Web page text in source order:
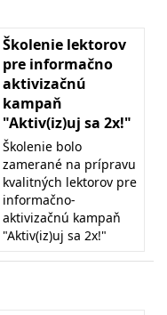
Školenie lektorov
pre informačno
aktivizačnú
kampaň
"Aktiv(iz)uj sa 2x!"
Školenie bolo
zamerané na prípravu
kvalitných lektorov pre
informačno-
aktivizačnú kampaň
"Aktiv(iz)uj sa 2x!"